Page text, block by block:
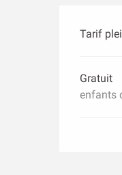
Tarif
Gratuit
enfants